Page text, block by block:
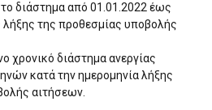
διάστημα από 01.01.2022 έως
λήξης της προθεσμίας υποβολής
χρονικό διάστημα ανεργίας
κατά την ημερομηνία λήξης
αιτήσεων.